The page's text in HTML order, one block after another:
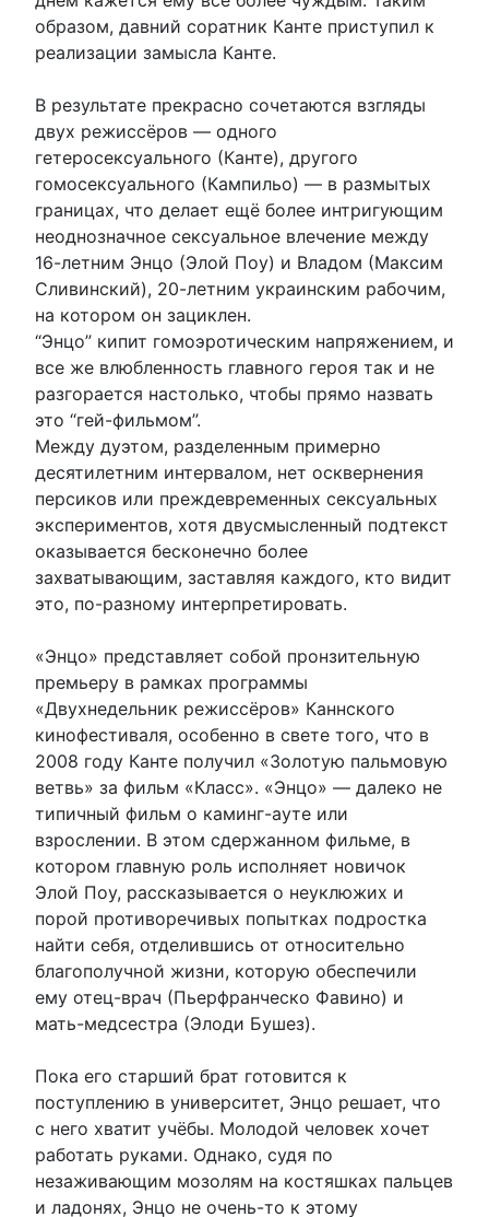
образом, давний соратник Канте приступил к
реализации замысла Канте.
В результате прекрасно сочетаются взгляды
двух режиссёров — одного
гетеросексуального (Канте), другого
гомосексуального (Кампильо) — в размытых
границах, что делает ещё более интригующим
неоднозначное сексуальное влечение между
16-летним Энцо (Элой Поу) и Владом (Максим
Сливинский), 20-летним украинским рабочим,
на котором он зациклен.
“Энцо” кипит гомоэротическим напряжением, и
все же влюбленность главного героя так и не
разгорается настолько, чтобы прямо назвать
это “гей-фильмом”.
Между дуэтом, разделенным примерно
десятилетним интервалом, нет осквернения
персиков или преждевременных сексуальных
экспериментов, хотя двусмысленный подтекст
оказывается бесконечно более
захватывающим, заставляя каждого, кто видит
это, по-разному интерпретировать.
«Энцо» представляет собой пронзительную
премьеру в рамках программы
«Двухнедельник режиссёров» Каннского
кинофестиваля, особенно в свете того, что в
2008 году Канте получил «Золотую пальмовую
ветвь» за фильм «Класс». «Энцо» — далеко не
типичный фильм о каминг-ауте или
взрослении. В этом сдержанном фильме, в
котором главную роль исполняет новичок
Элой Поу, рассказывается о неуклюжих и
порой противоречивых попытках подростка
найти себя, отделившись от относительно
благополучной жизни, которую обеспечили
ему отец-врач (Пьерфранческо Фавино) и
мать-медсестра (Элоди Бушез).
Пока его старший брат готовится к
поступлению в университет, Энцо решает, что
с него хватит учёбы. Молодой человек хочет
работать руками. Однако, судя по
незаживающим мозолям на костяшках пальцев
и ладонях, Энцо не очень-то к этому